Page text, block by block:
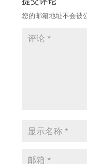
您的邮箱地址不会被